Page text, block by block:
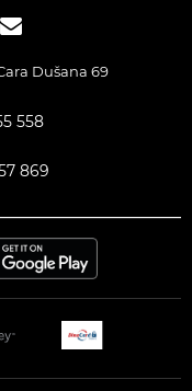
Dušana 69
558
869